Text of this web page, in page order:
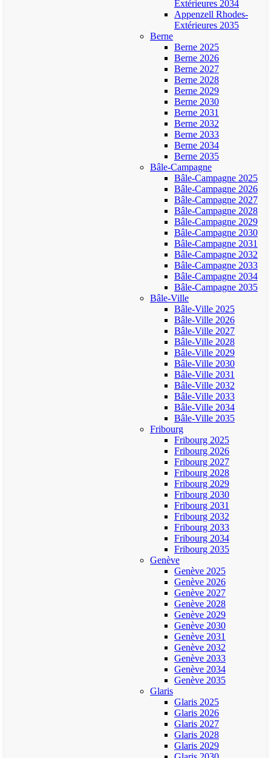
Extérieures 2034
Appenzell Rhodes-
Extérieures 2035
Berne
Berne 2025
Berne 2026
Berne 2027
Berne 2028
Berne 2029
Berne 2030
Berne 2031
Berne 2032
Berne 2033
Berne 2034
Berne 2035
Bâle-Campagne
Bâle-Campagne 2025
Bâle-Campagne 2026
Bâle-Campagne 2027
Bâle-Campagne 2028
Bâle-Campagne 2029
Bâle-Campagne 2030
Bâle-Campagne 2031
Bâle-Campagne 2032
Bâle-Campagne 2033
Bâle-Campagne 2034
Bâle-Campagne 2035
Bâle-Ville
Bâle-Ville 2025
Bâle-Ville 2026
Bâle-Ville 2027
Bâle-Ville 2028
Bâle-Ville 2029
Bâle-Ville 2030
Bâle-Ville 2031
Bâle-Ville 2032
Bâle-Ville 2033
Bâle-Ville 2034
Bâle-Ville 2035
Fribourg
Fribourg 2025
Fribourg 2026
Fribourg 2027
Fribourg 2028
Fribourg 2029
Fribourg 2030
Fribourg 2031
Fribourg 2032
Fribourg 2033
Fribourg 2034
Fribourg 2035
Genève
Genève 2025
Genève 2026
Genève 2027
Genève 2028
Genève 2029
Genève 2030
Genève 2031
Genève 2032
Genève 2033
Genève 2034
Genève 2035
Glaris
Glaris 2025
Glaris 2026
Glaris 2027
Glaris 2028
Glaris 2029